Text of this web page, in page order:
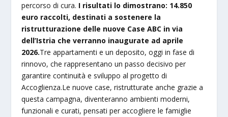
percorso di cura. I risultati lo dimostrano: 14.850
euro raccolti, destinati a sostenere la
ristrutturazione delle nuove Case ABC in via
dell’Istria che verranno inaugurate ad aprile
2026.Tre appartamenti e un deposito, oggi in fase di
rinnovo, che rappresentano un passo decisivo per
garantire continuità e sviluppo al progetto di
Accoglienza.Le nuove case, ristrutturate anche grazie a
questa campagna, diventeranno ambienti moderni,
funzionali e curati, pensati per accogliere le famiglie